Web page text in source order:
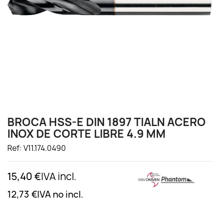
BROCA HSS-E DIN 1897 TIALN ACERO
INOX DE CORTE LIBRE 4.9 MM
Ref: V11.174.0490
15,40 €IVA incl.
12,73 €IVA no incl.